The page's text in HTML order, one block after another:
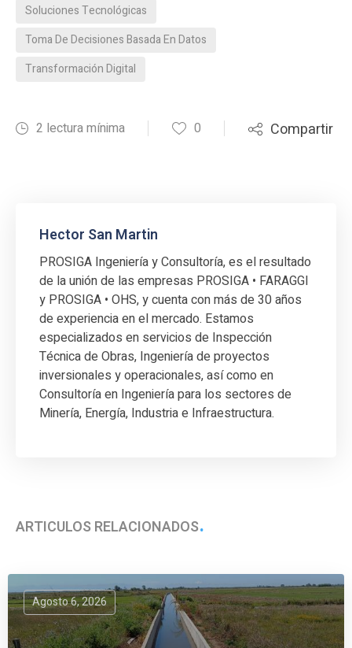
Soluciones Tecnológicas
Toma De Decisiones Basada En Datos
Transformación Digital
2 lectura mínima 0 Compartir
Hector San Martin
PROSIGA Ingeniería y Consultoría, es el resultado
de la unión de las empresas PROSIGA • FARAGGI
y PROSIGA • OHS, y cuenta con más de 30 años
de experiencia en el mercado. Estamos
especializados en servicios de Inspección
Técnica de Obras, Ingeniería de proyectos
inversionales y operacionales, así como en
Consultoría en Ingeniería para los sectores de
Minería, Energía, Industria e Infraestructura.
ARTÍCULOS RELACIONADOS
Agosto 6, 2026